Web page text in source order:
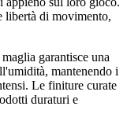
libertà di movimento,
garantisce una
mantenendo i
Le finiture curate
duraturi e